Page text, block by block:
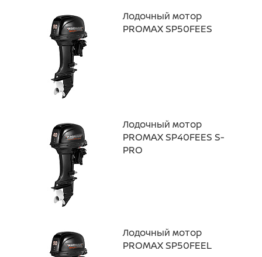
Лодочный мотор
PROMAX SP50FEES
Лодочный мотор
PROMAX SP40FEES S-
PRO
Лодочный мотор
PROMAX SP50FEEL